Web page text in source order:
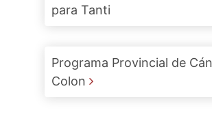
para Tanti
Programa Provincial de
Colon